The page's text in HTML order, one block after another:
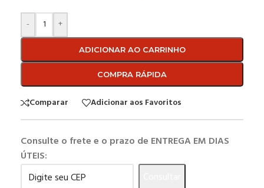
- +
ADICIONAR AO CARRINHO
COMPRA RÁPIDA
Comparar Adicionar aos Favoritos
Consulte o frete e o prazo de ENTREGA EM DIAS
ÚTEIS: